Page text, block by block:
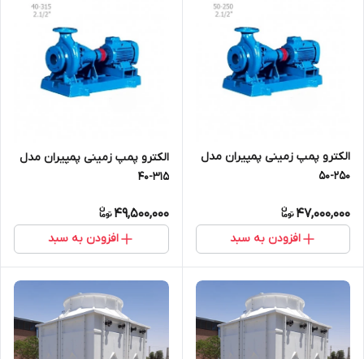
الکترو پمپ زمینی پمپیران مدل
250-50
47,000,000
افزودن به سبد
الکترو پمپ زمینی پمپیران مدل
315-40
49,500,000
افزودن به سبد